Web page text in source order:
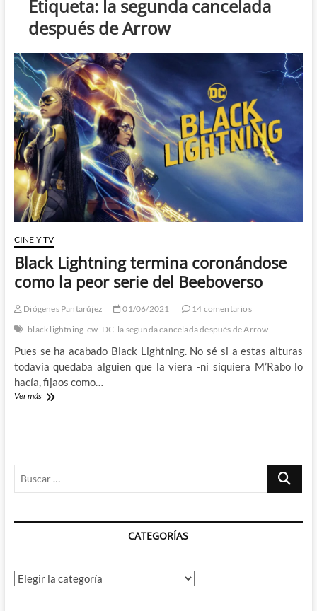
Etiqueta: la segunda cancelada
después de Arrow
CINE Y TV
Black Lightning termina coronándose
como la peor serie del Beeboverso
Diógenes Pantarújez 01/06/2021
14 comentarios
black lightning cw DC la segunda cancelada después de Arrow
Pues se ha acabado Black Lightning. No sé si a estas alturas
todavía quedaba alguien que la viera -ni siquiera M’Rabo lo
hacía, fijaos como…
Ver másBlack
serie
Buscar
CATEGORÍAS
Categorías